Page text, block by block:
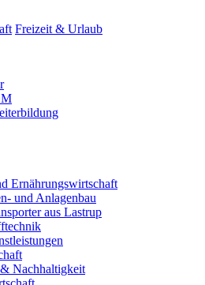
Freizeit & Urlaub
Ernährungswirtschaft
und Anlagenbau
aus Lastrup
Nachhaltigkeit